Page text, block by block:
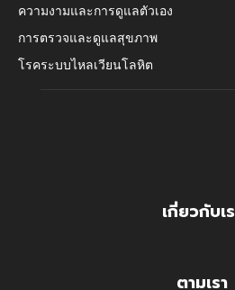
ความงามและการดูแลตัวเอง
การตรวจและดูแลสุขภาพ
โรคระบบไหลเวียนโลหิต
เกี่ยวกับเ
ตามเรา